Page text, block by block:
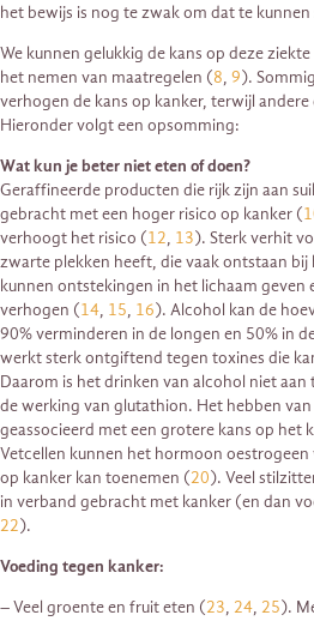
het bewijs is nog te zwak om dat te kunnen
We kunnen gelukkig de kans op deze
het nemen van maatregelen (8, 9).
verhogen de kans op kanker, terwijl
Hieronder volgt een opsomming:
Wat kun je beter niet eten of doen?
Geraffineerde producten die rijk zijn aan
gebracht met een hoger risico op kanker (
verhoogt het risico (12, 13). Sterk verhit
zwarte plekken heeft, die vaak ontstaan bij
kunnen ontstekingen in het lichaam geven
verhogen (14, 15, 16). Alcohol kan de
90% verminderen in de longen en 50% in
werkt sterk ontgiftend tegen toxines die
Daarom is het drinken van alcohol niet
de werking van glutathion. Het hebben
geassocieerd met een grotere kans op het
Vetcellen kunnen het hormoon
op kanker kan toenemen (20). Veel
in verband gebracht met kanker (en dan
22).
Voeding tegen kanker:
– Veel groente en fruit eten (23, 24, 25).